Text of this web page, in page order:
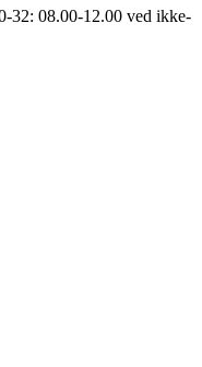
32: 08.00-12.00 ved ikke-